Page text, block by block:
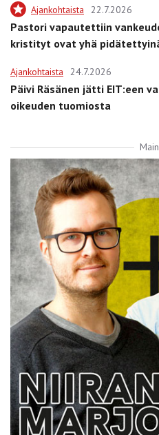
Ajankohtaista 22.7.2026
Pastori vapautettiin
kristityt ovat yhä
Ajankohtaista 24.7.2026
Päivi Räsänen jätti EIT:een
oikeuden tuomiosta